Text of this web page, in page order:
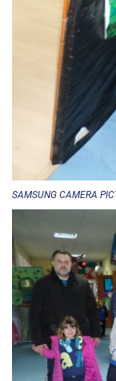
SAMSUNG CAMERA